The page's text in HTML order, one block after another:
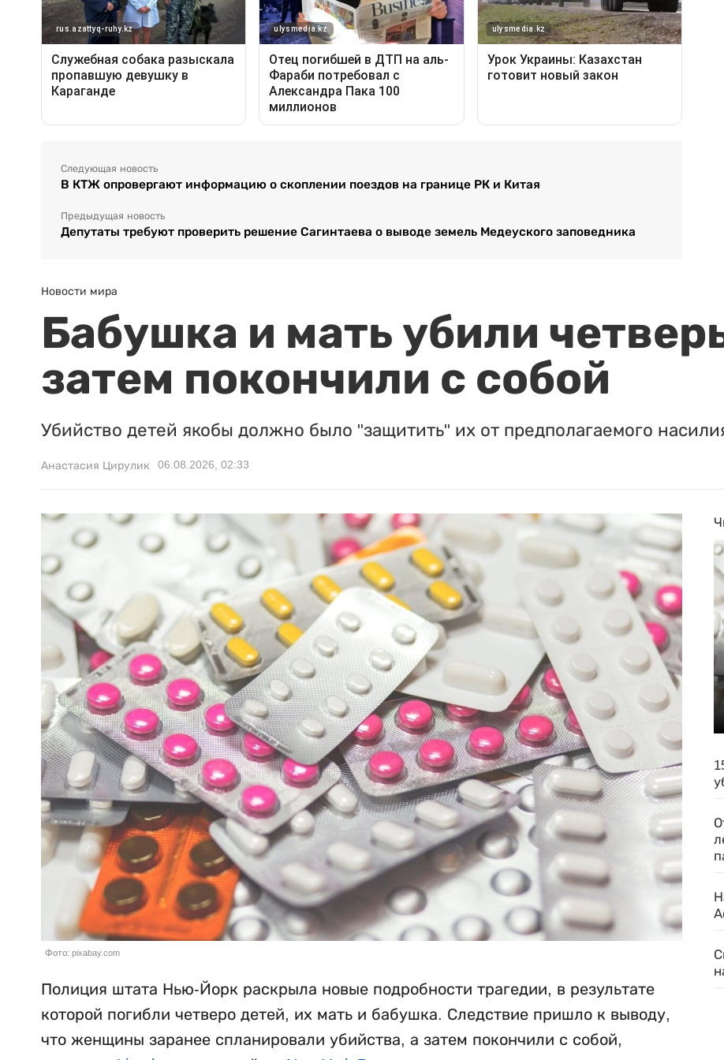
Следующая новость
В КТЖ опровергают информацию о скоплении поездов на границе РК и Китая
Предыдущая новость
Депутаты требуют проверить решение Сагинтаева о выводе земель Медеуского заповедника
Новости мира
Бабушка и мать убили
затем покончили с собой
Убийство детей якобы должно было "защитить" их от предполагаемого
Анастасия Цирулик 06.08.2026, 02:33
Фото: pixabay.com
Полиция штата Нью-Йорк раскрыла новые подробности трагедии, в результате
которой погибли четверо детей, их мать и бабушка. Следствие пришло к выводу,
что женщины заранее спланировали убийства, а затем покончили с собой,